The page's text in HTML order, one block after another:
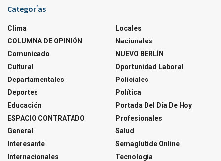
Categorías
Clima
COLUMNA DE OPINIÓN
Comunicado
Cultural
Departamentales
Deportes
Educación
ESPACIO CONTRATADO
General
Interesante
Internacionales
Locales
Nacionales
NUEVO BERLÍN
Oportunidad Laboral
Policiales
Política
Portada Del Día De Hoy
Profesionales
Salud
Semaglutide Online
Tecnología